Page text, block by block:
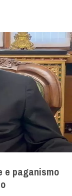
e paganismo